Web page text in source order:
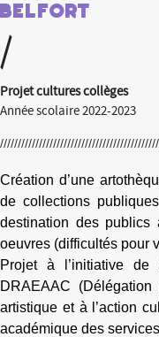
Belfort
/
Projet cultures collèges
Année scolaire 2022-2023
Création d’une
de collections
destination des publics
oeuvres (difficultés pour
Projet à l’initiative de
DRAEAAC (Délégation
artistique et à l’action
académique des